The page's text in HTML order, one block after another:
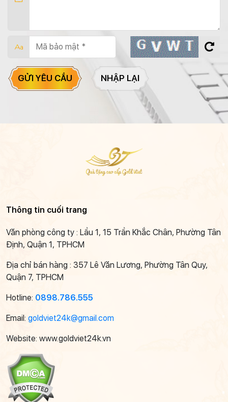
GỬI YÊU CẦU NHẬP LẠI
Thông tin cuối trang
Văn phòng công ty : Lầu 1, 15 Trần Khắc Chân, Phường Tân
Định, Quận 1, TPHCM
Địa chỉ bán hàng : 357 Lê Văn Lương, Phường Tân Quy,
Quận 7, TPHCM
Hotline: 0898.786.555
Email: goldviet24k@gmail.com
Website: www.goldviet24k.vn